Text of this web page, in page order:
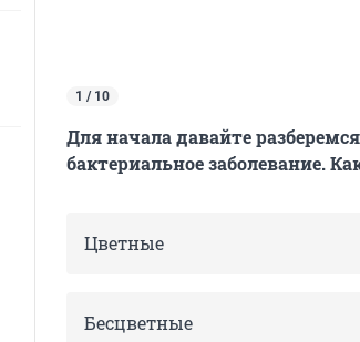
1 / 10
Для начала давайте
бактериальное заболевание.
Цветные
Бесцветные